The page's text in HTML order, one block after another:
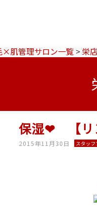
×肌管理サロン一覧 >栄
保湿❤ 【リ
2015年11月30日 スタッ